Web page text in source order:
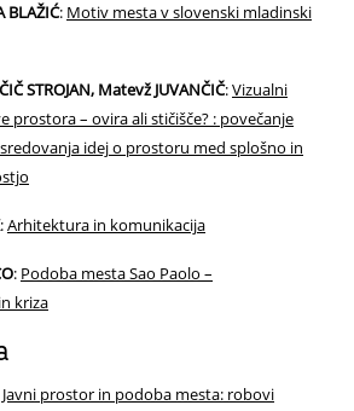
BLAŽIĆ: Motiv mesta v slovenski mladinski
STROJAN, Matevž JUVANČIČ:Vizualni
prostora – ovira ali stičišče? : povečanje
idej o prostoru med splošno in
:Arhitektura in komunikacija
: Podoba mesta Sao Paolo –
kriza
Javni prostor in podoba mesta: robovi